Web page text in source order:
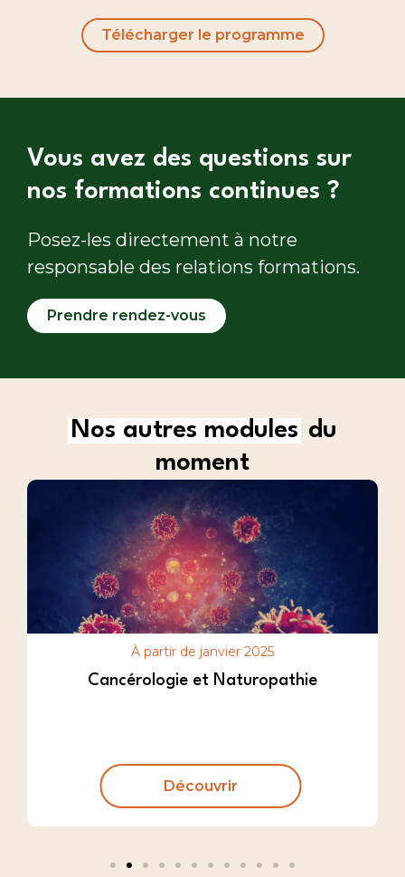
Télécharger le programme
Vous avez des questions sur
nos formations continues ?
Posez-les directement à notre
responsable des relations formations.
Prendre rendez-vous
Nos autres modules du
moment
À partir de janvier 2025
Cancérologie et Naturopathie
Découvrir